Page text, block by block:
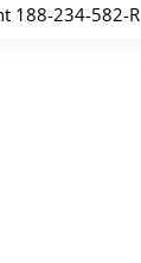
188-234-582-R